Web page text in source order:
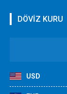
DÖVİZ KURU
USD